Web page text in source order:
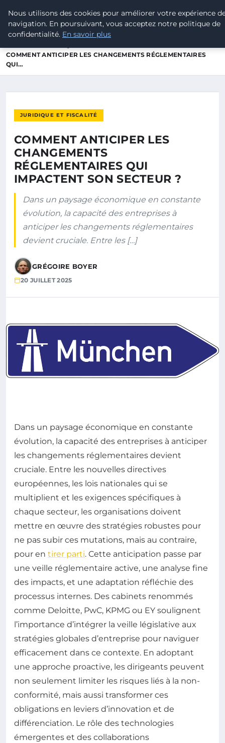
POUVOIR OUVRIER
COMMENT ANTICIPER LES CHANGEMENTS RÉGLEMENTAIRES
QUI…
JURIDIQUE ET FISCALITÉ
COMMENT ANTICIPER LES
CHANGEMENTS
RÉGLEMENTAIRES QUI
IMPACTENT SON SECTEUR ?
Dans un paysage économique en constante
évolution, la capacité des entreprises à
anticiper les changements réglementaires
devient cruciale. Entre les […]
GRÉGOIRE BOYER
20 JUILLET 2025
Dans un paysage économique en constante
évolution, la capacité des entreprises à anticiper
les changements réglementaires devient
cruciale. Entre les nouvelles directives
européennes, les lois nationales qui se
multiplient et les exigences spécifiques à
chaque secteur, les organisations doivent
mettre en œuvre des stratégies robustes pour
ne pas subir ces mutations, mais au contraire,
pour en tirer parti. Cette anticipation passe par
une veille réglementaire active, une analyse fine
des impacts, et une adaptation réfléchie des
processus internes. Des cabinets renommés
comme Deloitte, PwC, KPMG ou EY soulignent
l’importance d’intégrer la veille législative aux
stratégies globales d’entreprise pour naviguer
efficacement dans ce contexte. En adoptant
une approche proactive, les dirigeants peuvent
non seulement limiter les risques liés à la non-
conformité, mais aussi transformer ces
obligations en leviers d’innovation et de
différenciation. Le rôle des technologies
émergentes et des collaborations
Nous utilisons des cookies pour améliorer votre expérience
navigation. En poursuivant, vous acceptez notre politique de
confidentialité. En savoir plus